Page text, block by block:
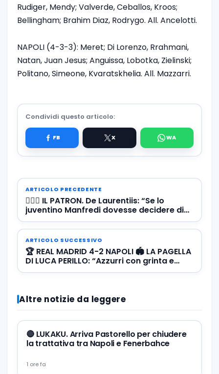
Rudiger, Mendy; Valverde, Ceballos, Kroos;
Bellingham; Brahim Diaz, Rodrygo. All. Ancelotti.
NAPOLI (4-3-3): Meret; Di Lorenzo, Rrahmani,
Natan, Juan Jesus; Anguissa, Lobotka, Zielinski;
Politano, Simeone, Kvaratskhelia. All. Mazzarri.
Condividi questo articolo:
ARTICOLO PRECEDENTE
🧔🏼‍♂️ IL PATRON. De Laurentiis: “Se lo
juventino Manfredi dovesse decidere di
vendermi lo stadio…”
ARTICOLO SUCCESSIVO
🏆 REAL MADRID 4-2 NAPOLI 🏟️ LA PAGELLA
DI LUCA PERILLO: “Azzurri con grinta e
passione, poi il crollo nel finale”
Altre notizie da leggere
🔴 LUKAKU. Arriva Pastorello per chiudere
la trattativa tra Napoli e Fenerbahce
1 ore fa